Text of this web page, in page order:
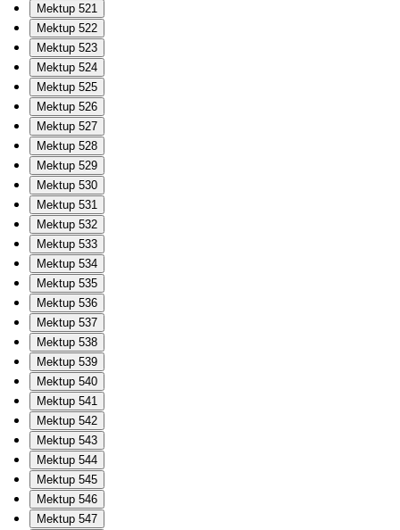
Mektup 521
Mektup 522
Mektup 523
Mektup 524
Mektup 525
Mektup 526
Mektup 527
Mektup 528
Mektup 529
Mektup 530
Mektup 531
Mektup 532
Mektup 533
Mektup 534
Mektup 535
Mektup 536
Mektup 537
Mektup 538
Mektup 539
Mektup 540
Mektup 541
Mektup 542
Mektup 543
Mektup 544
Mektup 545
Mektup 546
Mektup 547